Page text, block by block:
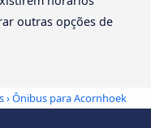
outras opções de
› Ônibus para Acornhoek